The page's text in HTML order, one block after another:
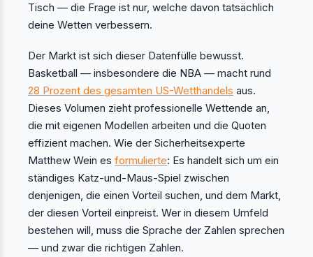
Tisch — die Frage ist nur, welche davon tatsächlich
deine Wetten verbessern.
Der Markt ist sich dieser Datenfülle bewusst.
Basketball — insbesondere die NBA — macht rund
28 Prozent des gesamten US-Wetthandels aus.
Dieses Volumen zieht professionelle Wettende an,
die mit eigenen Modellen arbeiten und die Quoten
effizient machen. Wie der Sicherheitsexperte
Matthew Wein es formulierte: Es handelt sich um ein
ständiges Katz-und-Maus-Spiel zwischen
denjenigen, die einen Vorteil suchen, und dem Markt,
der diesen Vorteil einpreist. Wer in diesem Umfeld
bestehen will, muss die Sprache der Zahlen sprechen
— und zwar die richtigen Zahlen.